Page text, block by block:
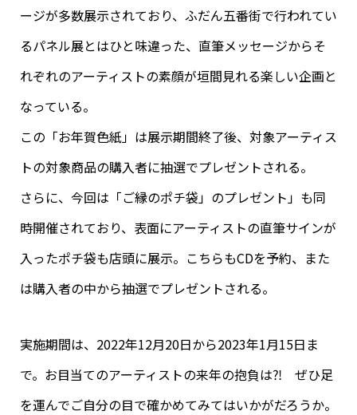
ージが多数展示されており、ふだん五番街で行われてい
るパネル展とはひと味違った、直筆メッセージからそ
れぞれのアーティストの素顔が垣間見れる楽しい企画と
なっている。
この「お年賀色紙」は展示期間終了後、対象アーティス
トの対象商品の購入者に抽選でプレゼントされる。
さらに、今回は「ご縁のポチ袋」のプレゼント」も同
時開催されており、表面にアーティストの直筆サインが
入ったポチ袋も店頭に展示。こちらもCDを予約、また
は購入者の中から抽選でプレゼントされる。
実施期間は、2022年12月20日から2023年1月15日ま
で。お目当てのアーティストの来年の抱負は⁈ ぜひ足
を運んでご自分の目で確かめてみてはいかがだろうか。